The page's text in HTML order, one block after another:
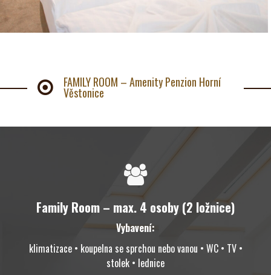
FAMILY ROOM – Amenity Penzion Horní
Věstonice
Family Room – max. 4 osoby (2 ložnice)
Vybavení:
klimatizace • koupelna se sprchou nebo vanou • WC • TV •
stolek • lednice